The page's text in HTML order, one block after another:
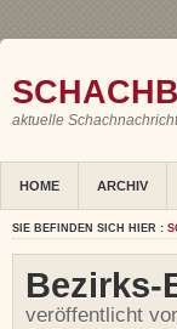
aktuelle
HOME ARCHIV
SIE BEFINDEN SICH HIER :
Bezirks-
veröffentlicht